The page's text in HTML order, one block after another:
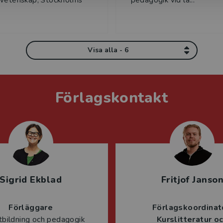
Visa alla - 6
Förlagskontakt
Sigrid Ekblad
Förläggare
och pedagogik
Fritjof Janson
Kurslitteratur